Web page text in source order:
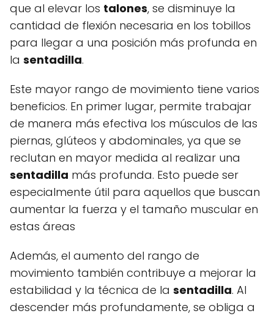
que al elevar los talones, se disminuye la
cantidad de flexión necesaria en los tobillos
para llegar a una posición más profunda en
la sentadilla.
Este mayor rango de movimiento tiene varios
beneficios. En primer lugar, permite trabajar
de manera más efectiva los músculos de las
piernas, glúteos y abdominales, ya que se
reclutan en mayor medida al realizar una
sentadilla más profunda. Esto puede ser
especialmente útil para aquellos que buscan
aumentar la fuerza y el tamaño muscular en
estas áreas
Además, el aumento del rango de
movimiento también contribuye a mejorar la
estabilidad y la técnica de la sentadilla. Al
descender más profundamente, se obliga a